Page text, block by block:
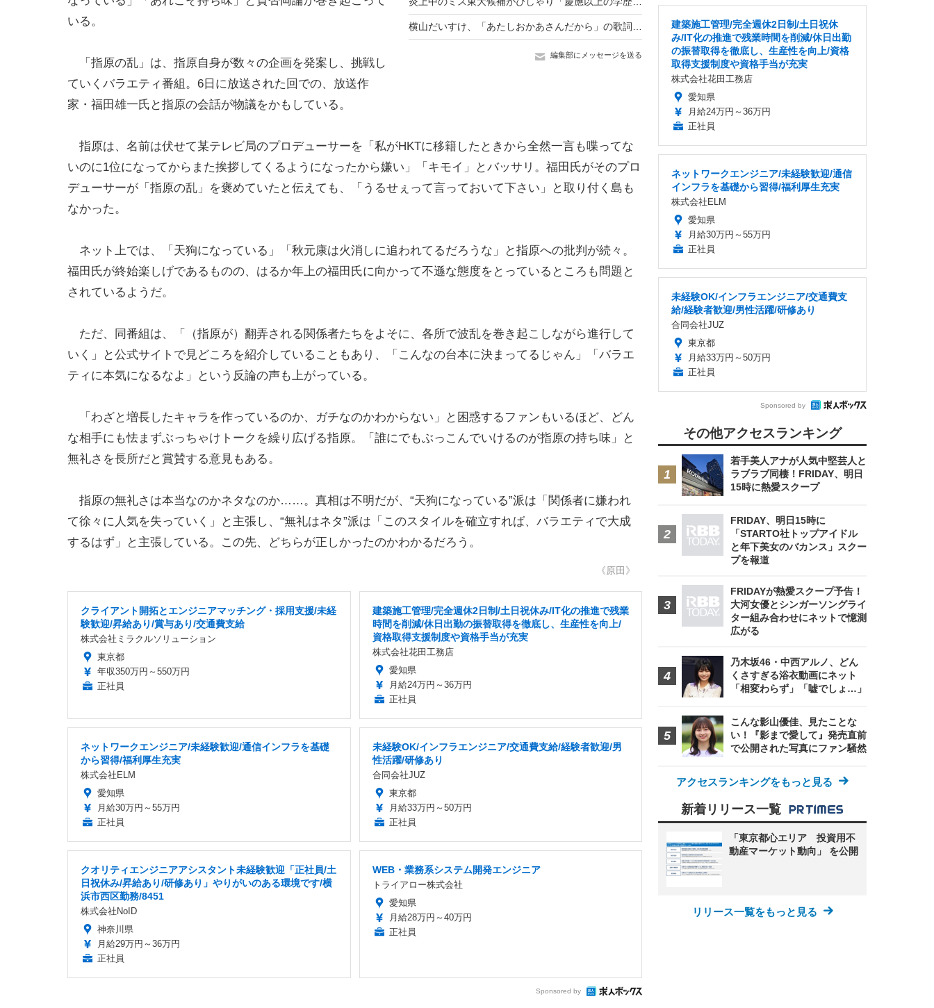
編集部にメッセージを送る
いる。
「指原の乱」は、指原自身が数々の企画を発案し、挑戦し
ていくバラエティ番組。6日に放送された回での、放送作
家・福田雄一氏と指原の会話が物議をかもしている。
指原は、名前は伏せて某テレビ局のプロデューサーを「私がHKTに移籍したときから全然一言も喋ってな
いのに1位になってからまた挨拶してくるようになったから嫌い」「キモイ」とバッサリ。福田氏がそのプロ
デューサーが「指原の乱」を褒めていたと伝えても、「うるせぇって言っておいて下さい」と取り付く島も
なかった。
ネット上では、「天狗になっている」「秋元康は火消しに追われてるだろうな」と指原への批判が続々。
福田氏が終始楽しげであるものの、はるか年上の福田氏に向かって不遜な態度をとっているところも問題と
されているようだ。
ただ、同番組は、「（指原が）翻弄される関係者たちをよそに、各所で波乱を巻き起こしながら進行して
いく」と公式サイトで見どころを紹介していることもあり、「こんなの台本に決まってるじゃん」「バラエ
ティに本気になるなよ」という反論の声も上がっている。
「わざと増長したキャラを作っているのか、ガチなのかわからない」と困惑するファンもいるほど、どん
な相手にも怯まずぶっちゃけトークを繰り広げる指原。「誰にでもぶっこんでいけるのが指原の持ち味」と
無礼さを長所だと賞賛する意見もある。
指原の無礼さは本当なのかネタなのか……。真相は不明だが、“天狗になっている”派は「関係者に嫌われ
て徐々に人気を失っていく」と主張し、“無礼はネタ”派は「このスタイルを確立すれば、バラエティで大成
するはず」と主張している。この先、どちらが正しかったのかわかるだろう。
《原田》
クライアント開拓とエンジニアマッチング・採用支援/未経
験歓迎/昇給あり/賞与あり/交通費支給
株式会社ミラクルソリューション
東京都
年収350万円～550万円
正社員
建築施工管理/完全週休2日制/土日祝休み/IT化の推進で残業
時間を削減/休日出勤の振替取得を徹底し、生産性を向上/
資格取得支援制度や資格手当が充実
株式会社花田工務店
愛知県
月給24万円～36万円
正社員
ネットワークエンジニア/未経験歓迎/通信インフラを基礎
から習得/福利厚生充実
株式会社ELM
愛知県
月給30万円～55万円
正社員
未経験OK/インフラエンジニア/交通費支給/経験者歓迎/男
性活躍/研修あり
合同会社JUZ
東京都
月給33万円～50万円
正社員
クオリティエンジニアアシスタント未経験歓迎「正社員/土
日祝休み/昇給あり/研修あり」やりがいのある環境です/横
浜市西区勤務/8451
株式会社NoID
神奈川県
月給29万円～36万円
正社員
WEB・業務系システム開発エンジニア
トライアロー株式会社
愛知県
月給28万円～40万円
正社員
Sponsored by
建築施工管理/完全週休2日制/土日祝休
み/IT化の推進で残業時間を削減/休日出勤
の振替取得を徹底し、生産性を向上/資格
取得支援制度や資格手当が充実
株式会社花田工務店
愛知県
月給24万円～36万円
正社員
ネットワークエンジニア/未経験歓迎/通信
インフラを基礎から習得/福利厚生充実
株式会社ELM
愛知県
月給30万円～55万円
正社員
未経験OK/インフラエンジニア/交通費支
給/経験者歓迎/男性活躍/研修あり
合同会社JUZ
東京都
月給33万円～50万円
正社員
Sponsored by
その他アクセスランキング
若手美人アナが人気中堅芸人と
ラブラブ同棲！FRIDAY、明日
15時に熱愛スクープ
FRIDAY、明日15時に
「STARTO社トップアイドル
と年下美女のバカンス」スクー
プを報道
FRIDAYが熱愛スクープ予告！
大河女優とシンガーソングライ
ター組み合わせにネットで憶測
広がる
乃木坂46・中西アルノ、どん
くさすぎる浴衣動画にネット
「相変わらず」「嘘でしょ…」
こんな影山優佳、見たことな
い！『影まで愛して』発売直前
で公開された写真にファン騒然
アクセスランキングをもっと見る
新着リリース一覧
「東京都心エリア 投資用不
動産マーケット動向」 を公開
リリース一覧をもっと見る